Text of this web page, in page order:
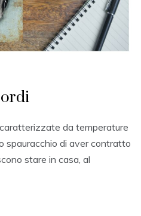
da temperature
spauracchio di aver contratto
stare in casa, al